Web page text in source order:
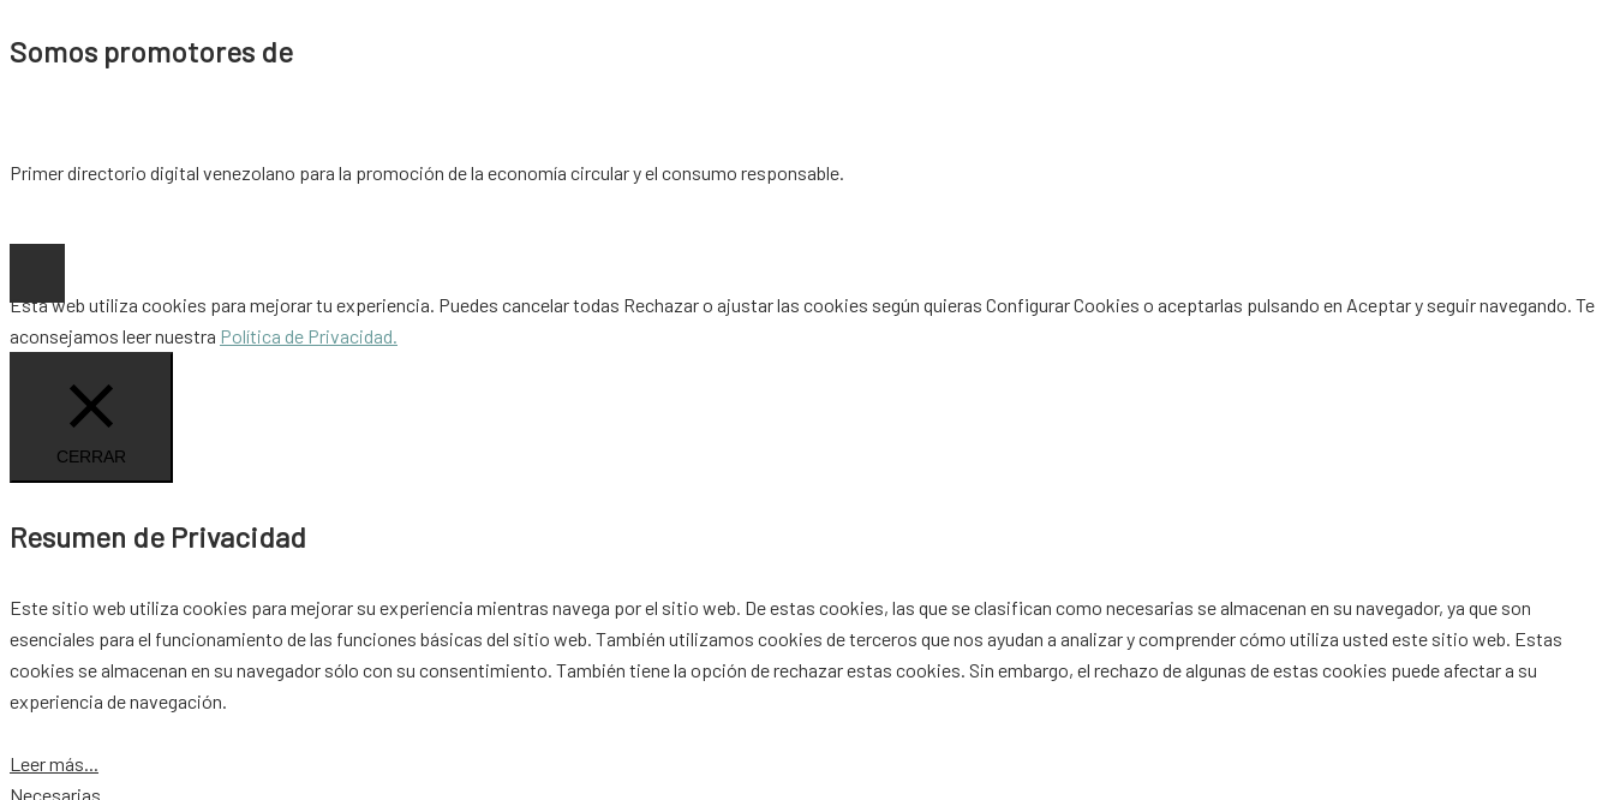
Somos promotores de
Primer directorio digital venezolano para la promoción de la economía circular y el consumo responsable.
Esta web utiliza cookies para mejorar tu experiencia. Puedes cancelar todas Rechazaro ajustar las cookies según quieras Configurar Cookies o aceptarlas pulsando en Aceptary seguir navegando. Te
aconsejamos leer nuestra Política de Privacidad.
CERRAR
Resumen de Privacidad
Este sitio web utiliza cookies para mejorar su experiencia mientras navega por el sitio web. De estas cookies, las que se clasifican como necesarias se almacenan en su navegador, ya que son
esenciales para el funcionamiento de las funciones básicas del sitio web. También utilizamos cookies de terceros que nos ayudan a analizar y comprender cómo utiliza usted este sitio web. Estas
cookies se almacenan en su navegador sólo con su consentimiento. También tiene la opción de rechazar estas cookies. Sin embargo, el rechazo de algunas de estas cookies puede afectar a su
experiencia de navegación.
Leer más...
Necesarias